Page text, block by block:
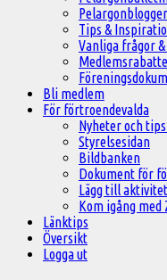
Tips &
Vanliga frågor
Bli medlem
För förtroendevalda
Nyheter och
Styrelsesidan
Bildbanken
Dokument för
Lägg till aktivitet
Kom igång
Länktips
Översikt
Logga ut